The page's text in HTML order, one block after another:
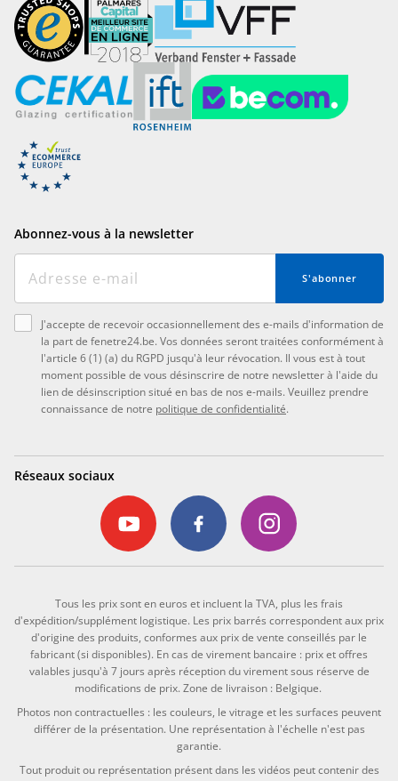
Abonnez-vous à la newsletter
S'abonner
J'accepte de recevoir occasionnellement des e-mails d'information de
la part de fenetre24.be. Vos données seront traitées conformément à
l'article 6 (1) (a) du RGPD jusqu'à leur révocation. Il vous est à tout
moment possible de vous désinscrire de notre newsletter à l'aide du
lien de désinscription situé en bas de nos e-mails. Veuillez prendre
connaissance de notre politique de confidentialité.
Réseaux sociaux
Tous les prix sont en euros et incluent la TVA, plus les frais
d'expédition/supplément logistique. Les prix barrés correspondent aux prix
d'origine des produits, conformes aux prix de vente conseillés par le
fabricant (si disponibles). En cas de virement bancaire : prix et offres
valables jusqu'à 7 jours après réception du virement sous réserve de
modifications de prix. Zone de livraison : Belgique.
Photos non contractuelles : les couleurs, le vitrage et les surfaces peuvent
différer de la présentation. Une représentation à l'échelle n'est pas
garantie.
Tout produit ou représentation présent dans les vidéos peut contenir des